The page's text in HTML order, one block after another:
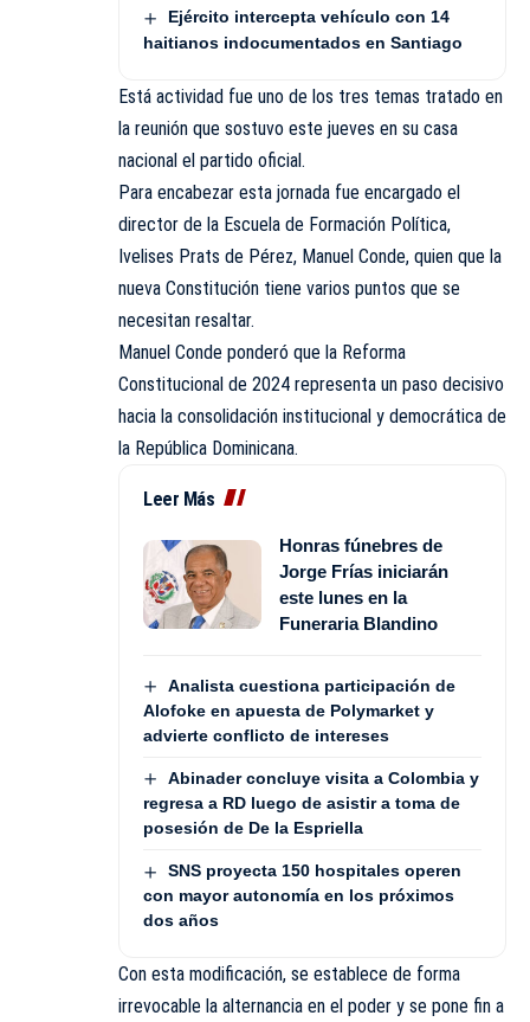
Ejército intercepta vehículo con 14
haitianos indocumentados en Santiago
Está actividad fue uno de los tres temas tratado en
la reunión que sostuvo este jueves en su casa
nacional el partido oficial.
Para encabezar esta jornada fue encargado el
director de la Escuela de Formación Política,
Ivelises Prats de Pérez, Manuel Conde, quien que la
nueva Constitución tiene varios puntos que se
necesitan resaltar.
Manuel Conde ponderó que la Reforma
Constitucional de 2024 representa un paso decisivo
hacia la consolidación institucional y democrática de
la República Dominicana.
Leer Más
Honras fúnebres de
Jorge Frías iniciarán
este lunes en la
Funeraria Blandino
Analista cuestiona participación de
Alofoke en apuesta de Polymarket y
advierte conflicto de intereses
Abinader concluye visita a Colombia y
regresa a RD luego de asistir a toma de
posesión de De la Espriella
SNS proyecta 150 hospitales operen
con mayor autonomía en los próximos
dos años
Con esta modificación, se establece de forma
irrevocable la alternancia en el poder y se pone fin a